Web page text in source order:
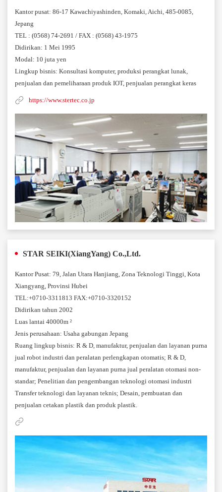
Kantor pusat: 86-17 Kawachiyashinden, Komaki, Aichi, 485-0085,
Jepang
TEL : (0568) 74-2691 / FAX : (0568) 43-1975
Didirikan: 1 Mei 1995
Modal: 10 juta yen
Lingkup bisnis: Konsultasi komputer, produksi perangkat lunak,
penjualan dan pemeliharaan produk IOT, penjualan perangkat keras
https://www.stertec.co.jp
STAR SEIKI(XiangYang) Co.,Ltd.
Kantor Pusat: 79, Jalan Utara Hanjiang, Zona Teknologi Tinggi, Kota
Xiangyang, Provinsi Hubei
TEL:+0710-3311813 FAX:+0710-3320152
Didirikan tahun 2002
Luas lantai 40000m ²
Jenis perusahaan: Usaha gabungan Jepang
Ruang lingkup bisnis: R & D, manufaktur, penjualan dan layanan purna
jual robot industri dan peralatan perlengkapan otomatis; R & D,
manufaktur, penjualan dan layanan purna jual peralatan otomasi non-
standar; Penelitian dan pengembangan teknologi otomasi industri
Transfer teknologi dan layanan teknis; Desain, pembuatan dan
penjualan cetakan plastik dan produk plastik.